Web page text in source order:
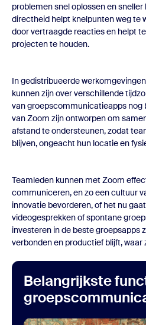
problemen snel oplossen en
directheid helpt knelpunten weg te
door vertraagde reacties en helpt
projecten te houden.
In gedistribueerde
kunnen zijn over verschillende
vangroepscommunicatieapps nog
van Zoom zijn ontworpen om
afstand te ondersteunen, zodat
blijven, ongeacht hun locatie en
Teamleden kunnen met Zoom
communiceren, en zo een cultuur
innovatie bevorderen, of het nu
videogesprekken of spontane
investeren in de beste groepsapps
verbonden en productief blijft, waar
Belangrijkste